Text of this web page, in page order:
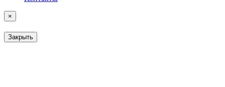
×
Закрыть